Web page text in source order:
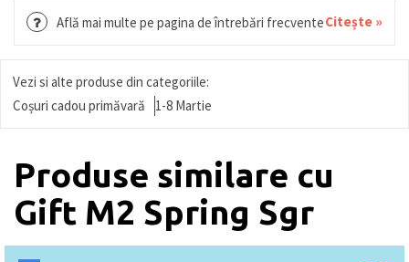
Află mai multe pe pagina de întrebări frecventeCitește »
Vezi si alte produse din categoriile:
Coșuri cadou primăvară
1-8 Martie
Produse similare cu
Gift M2 Spring Sgr